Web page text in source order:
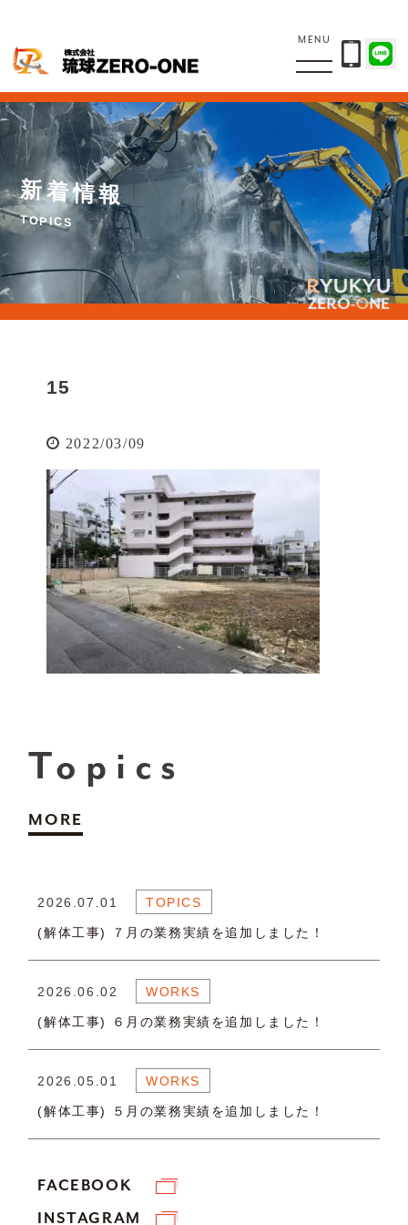
MENU
新着情報
TOPICS
15
2022/03/09
Topics
MORE
2026.07.01 TOPICS
(解体工事) ７月の業務実績を追加しました！
2026.06.02 WORKS
(解体工事) ６月の業務実績を追加しました！
2026.05.01 WORKS
(解体工事) ５月の業務実績を追加しました！
FACEBOOK
INSTAGRAM